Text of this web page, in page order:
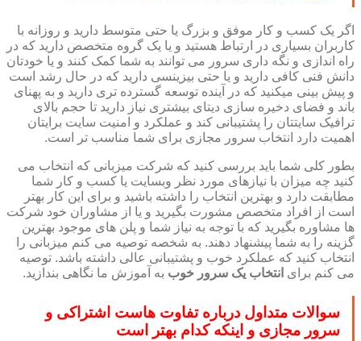
اگر یک کسب و کار موفق و بزرگ یا حتی متوسط دارید و روزانه با
کاربران بسیاری در ارتباط هستید و یا یک گروه متخصص دارید که در
راه اندازی و نگه داری سرور می توانند به شما کمک کنند و یا خودتان
دانش فنی کافی دارید و یا حتی بیزینسی دارید که در حال رشد است
و پیش بینی میکنید که در آینده توسعه گسترده تری دارید و به پهنای
باند و فضای دخیره سازی دیتای بیشتری نیاز دارید تا حجم بالای
ترافیک سایتتان را پشتیبانی کند و عملکرد و امنیت سایت برایتان
اهمیت دارد انتخاب سرور مجازی برای شما مناسب تر است.
بطور کلی شما باید بررسی کنید که شرکت میزبانی که انتخاب می
کنید چه میزان با نیازهای مورد نظر وبسایت یا کسب و کار شما
مطابقت دارد و بهترین انتخاب را داشته باشید و برای این کار بهتر
است از افراد متخصص مشورت بگیرید و یا از مشاوران خود شرکت
ها مشاوره بگیرید که با توجه به نیاز شما و پلن های موجود بهترین
گزینه را به شما پیشنهاد دهند. به شخصه توصیه می کنم میزبانی را
انتخاب کنید که عملکرد خوب و پشتیبانی عالی داشته باشد. توصیه
می کنم برای انتخاب یک سرور خوب به آموزش ما نگاهی بندازید.
سوالات متداول درباره تفاوت هاست اشتراکی و
سرور مجازی و اینکه کدام بهتر است